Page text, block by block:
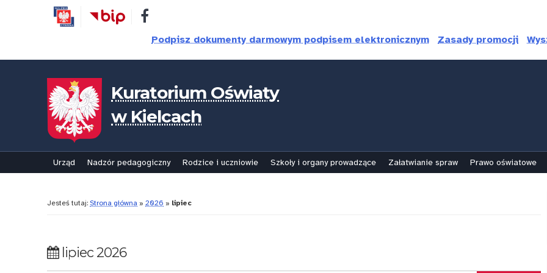
Podpisz dokumenty darmowym podpisem elektronicznym Zasady promocji
Kuratorium Oświaty
w Kielcach
Urząd Nadzór pedagogiczny Rodzice i uczniowie Szkoły i organy prowadzące Załatwianie spraw Prawo oświatowe
Jesteś tutaj: Strona główna » 2026 » lipiec
lipiec 2026